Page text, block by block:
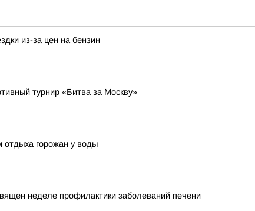
из-за цен на бензин
турнир «Битва за Москву»
отдыха горожан у воды
неделе профилактики заболеваний печени